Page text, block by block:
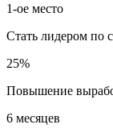
1-ое место
Стать лидером по
25%
Повышение
6 месяцев